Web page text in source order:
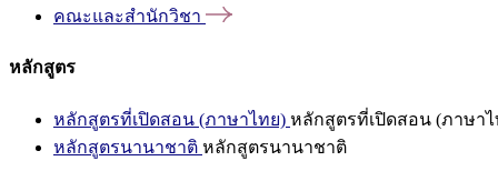
คณะและสำนักวิชา
หลักสูตร
หลักสูตรที่เปิดสอน (ภาษาไทย) หลักสูตรที่เปิดสอน (ภาษาไ
หลักสูตรนานาชาติ หลักสูตรนานาชาติ